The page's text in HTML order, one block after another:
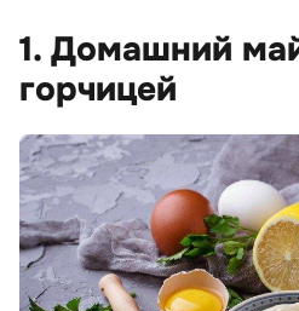
1. Домашний
горчицей